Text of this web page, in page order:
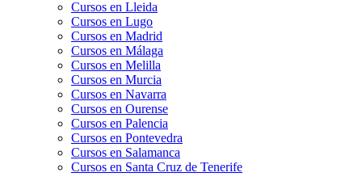
Cursos en Lleida
Cursos en Lugo
Cursos en Madrid
Cursos en Málaga
Cursos en Melilla
Cursos en Murcia
Cursos en Navarra
Cursos en Ourense
Cursos en Palencia
Cursos en Pontevedra
Cursos en Salamanca
Cursos en Santa Cruz de Tenerife